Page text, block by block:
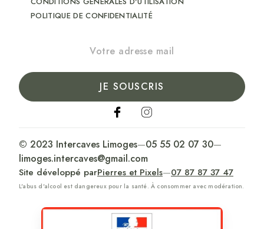
POLITIQUE DE CONFIDENTIALITÉ
JE SOUSCRIS
© 2023 Intercaves Limoges—05 55 02 07 30—
limoges.intercaves@gmail.com
Site développé parPierres et Pixels—07 87 87 37 47
L'abus d'alcool est dangereux pour la santé. À consommer avec modération.